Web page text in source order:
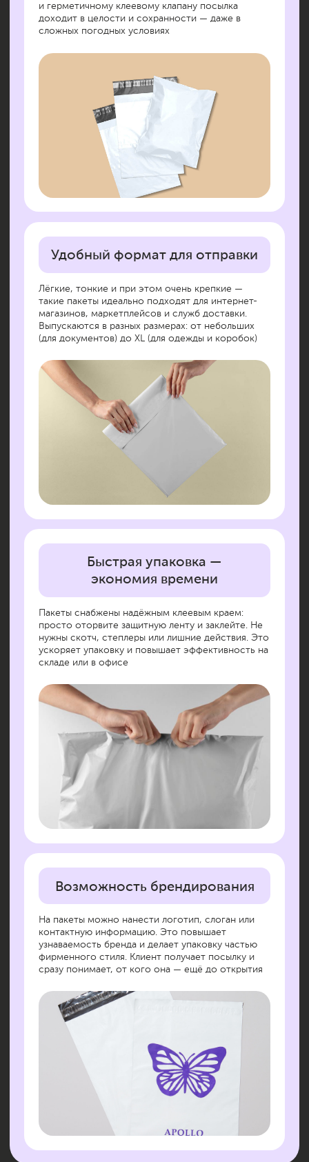
Возможность брендирования
На пакеты можно нанести логотип, слоган или
контактную информацию. Это повышает
узнаваемость бренда и делает упаковку частью
фирменного стиля. Клиент получает посылку и
сразу понимает, от кого она — ещё до открытия
Пакеты снабжены надёжным клеевым краем:
просто оторвите защитную ленту и заклейте. Не
нужны скотч, степлеры или лишние действия. Это
ускоряет упаковку и повышает эффективность на
Лёгкие, тонкие и при этом очень крепкие —
такие пакеты идеально подходят для интернет-
Выпускаются в разных размерах: от небольших
Получите расчет или задайте вопрос, связанный
Оставьте заявку, наши менеджеры
проконсультируют вас!
Связаться с
нами
Я согласен сполитикой конфиденциальности и
обработки персональных данных
С этим товаром